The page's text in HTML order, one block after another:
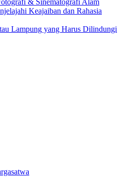
& Sinematografi Alam
Keajaiban dan Rahasia
Lampung yang Harus Dilindungi